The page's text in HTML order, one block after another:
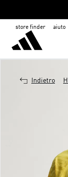
store finder aiuto
Indietro